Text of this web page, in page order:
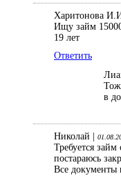
Харитонова
Ищу займ
19 лет
Ответить
в
Николай |
Требуется
постараюсь
Все документы